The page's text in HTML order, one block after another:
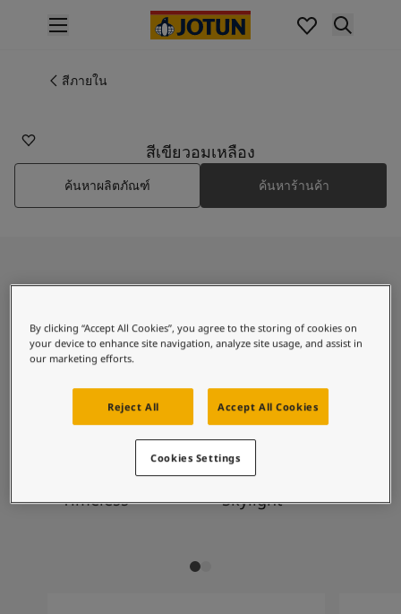
การทาสีภายใน
ไปที่แคตตาล็อกสินค้า
เฉดสี
เฉดสีทาภายใน
สีภายใน
แรงบันดาลใจ
แรงบันดาลใจสีทาภายใน
บทความแรงบันดาลใจจากโจตันสำหรับบ้านของคุณ
ค้นหาร้านตัวแทนจำหน่าย
เอกสารข้อมูลทางเทคนิค
สีภายใน
สีเขียวอมเหลือง
ค้นหาผลิตภัณฑ์ ค้นหาร้านค้า
ค้นพบ April Green
A lively golden green shade
การผสมสีที่แนะนำ
Timeless
1624
Skylight
By clicking “Accept All Cookies”, you agree to the storing of cookies on
your device to enhance site navigation, analyze site usage, and assist in
our marketing efforts.
Reject All Accept All Cookies
Cookies Settings